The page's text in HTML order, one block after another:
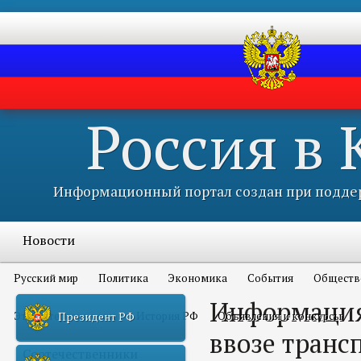
Россия в
Информационный портал создан при
Новости
Русский мир Политика Экономика События
Это интересно всем История РФ Объявления и конкурсы
Соотечественники
Президент РФ
ввозе